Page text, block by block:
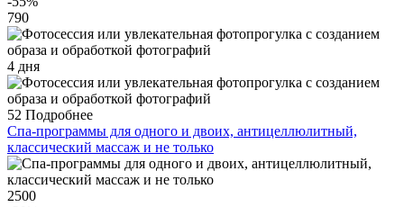
790
4 дня
52 Подробнее
Спа-программы для одного и двоих, антицеллюлитный,
классический массаж и не только
2500